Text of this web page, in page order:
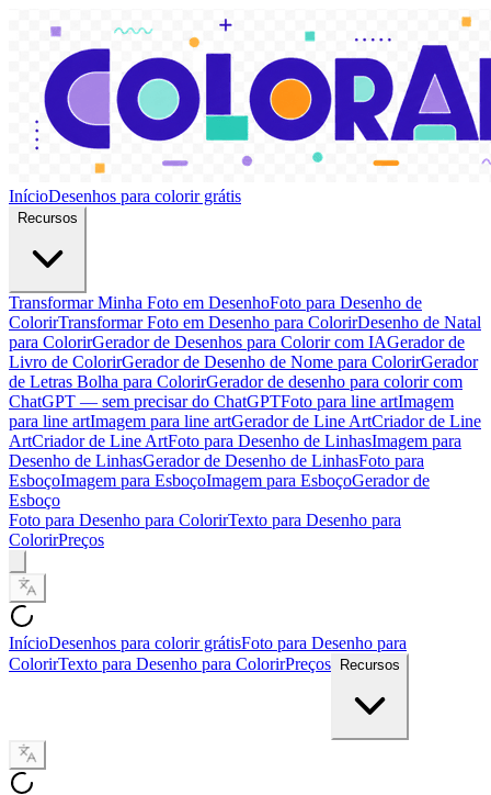
InícioDesenhos para colorir grátis
Recursos
Transformar Minha Foto em DesenhoFoto para Desenho de
ColorirTransformar Foto em Desenho para ColorirDesenho de Natal
para ColorirGerador de Desenhos para Colorir com IAGerador de
Livro de ColorirGerador de Desenho de Nome para ColorirGerador
de Letras Bolha para ColorirGerador de desenho para colorir com
ChatGPT — sem precisar do ChatGPTFoto para line artImagem
para line artImagem para line artGerador de Line ArtCriador de Line
ArtCriador de Line ArtFoto para Desenho de LinhasImagem para
Desenho de LinhasGerador de Desenho de LinhasFoto para
EsboçoImagem para EsboçoImagem para EsboçoGerador de
Esboço
Foto para Desenho para ColorirTexto para Desenho para
ColorirPreços
InícioDesenhos para colorir grátisFoto para Desenho para
ColorirTexto para Desenho para ColorirPreços Recursos